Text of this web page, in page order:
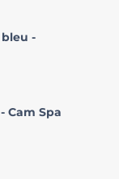
-
Cam Spa